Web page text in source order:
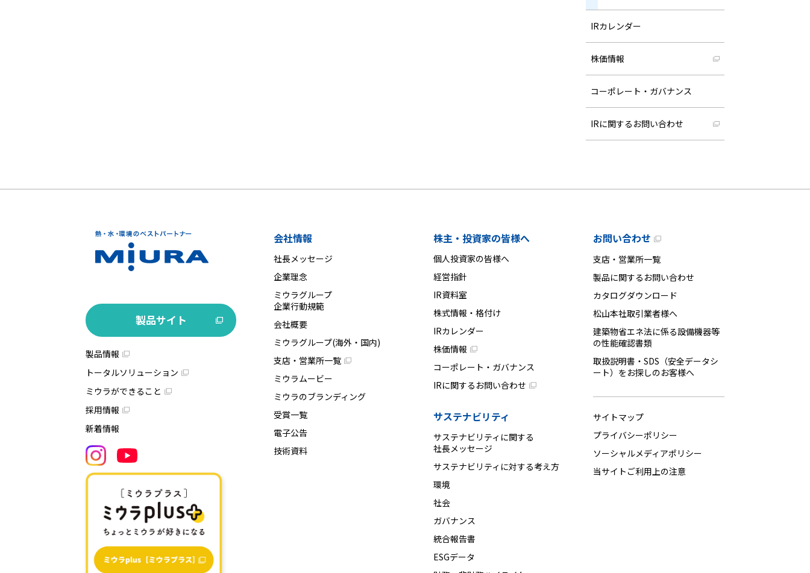
IRカレンダー
株価情報
コーポレート・ガバナンス
IRに関するお問い合わせ
製品サイト
製品情報
トータルソリューション
ミウラができること
採用情報
新着情報
会社情報
社長メッセージ
企業理念
ミウラグループ
企業行動規範
会社概要
ミウラグループ(海外・国内)
支店・営業所一覧
ミウラムービー
ミウラのブランディング
受賞一覧
電子公告
技術資料
株主・投資家の皆様へ
個人投資家の皆様へ
経営指針
IR資料室
株式情報・格付け
IRカレンダー
株価情報
コーポレート・ガバナンス
IRに関するお問い合わせ
サステナビリティ
サステナビリティに関する
社長メッセージ
サステナビリティに対する考え方
環境
社会
ガバナンス
統合報告書
ESGデータ
お問い合わせ
支店・営業所一覧
製品に関するお問い合わせ
カタログダウンロード
松山本社取引業者様へ
建築物省エネ法に係る設備機器等
の性能確認書類
取扱説明書・SDS（安全データシ
ート）をお探しのお客様へ
サイトマップ
プライバシーポリシー
ソーシャルメディアポリシー
当サイトご利用上の注意